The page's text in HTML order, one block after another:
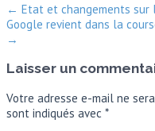
← Etat et changements sur
Google revient dans la
→
Laisser un
Votre adresse e-mail ne
sont indiqués avec *